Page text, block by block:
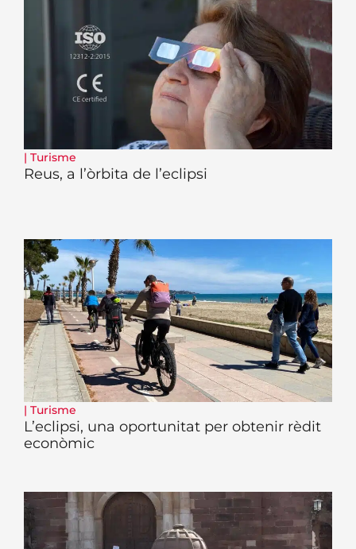
| Turisme
Reus, a l’òrbita de l’eclipsi
| Turisme
L’eclipsi, una oportunitat per obtenir rèdit
econòmic